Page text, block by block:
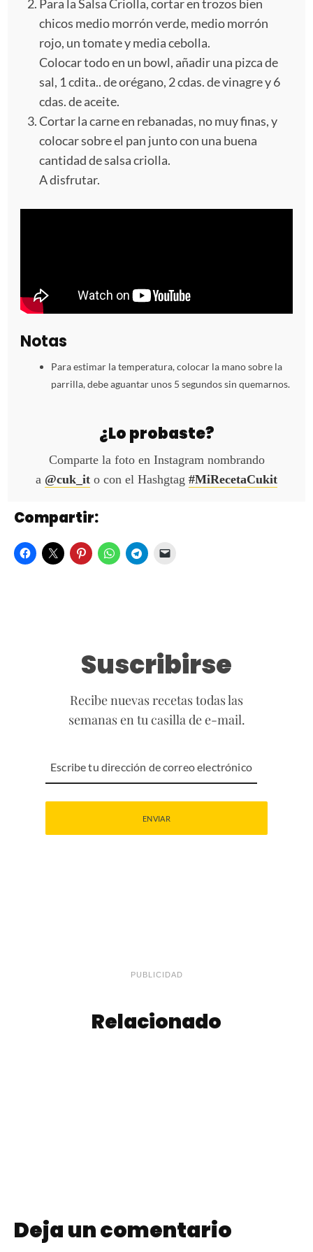
Para la Salsa Criolla, cortar en trozos bien
chicos medio morrón verde, medio morrón
rojo, un tomate y media cebolla.
Colocar todo en un bowl, añadir una pizca de
sal, 1 cdita.. de orégano, 2 cdas. de vinagre y 6
cdas. de aceite.
Cortar la carne en rebanadas, no muy finas, y
colocar sobre el pan junto con una buena
cantidad de salsa criolla.
A disfrutar.
Notas
Para estimar la temperatura, colocar la mano sobre la
parrilla, debe aguantar unos 5 segundos sin quemarnos.
¿Lo probaste?
Comparte la foto en Instagram nombrando
a @cuk_it o con el Hashgtag #MiRecetaCukit
Compartir:
Suscribirse
Recibe nuevas recetas todas las
semanas en tu casilla de e-mail.
PUBLICIDAD
Relacionado
Deja un comentario